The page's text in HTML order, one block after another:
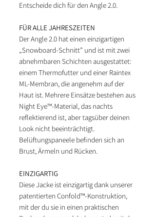
Entscheide dich für den Angle 2.0.
FÜR ALLE JAHRESZEITEN
Der Angle 2.0 hat einen einzigartigen
„Snowboard-Schnitt” und ist mit zwei
abnehmbaren Schichten ausgestattet:
einem Thermofutter und einer Raintex
ML-Membran, die angenehm auf der
Haut ist. Mehrere Einsätze bestehen aus
Night Eye™-Material, das nachts
reflektierend ist, aber tagsüber deinen
Look nicht beeinträchtigt.
Belüftungspaneele befinden sich an
Brust, Ärmeln und Rücken.
EINZIGARTIG
Diese Jacke ist einzigartig dank unserer
patentierten Confold™-Konstruktion,
mit der du sie in einen praktischen